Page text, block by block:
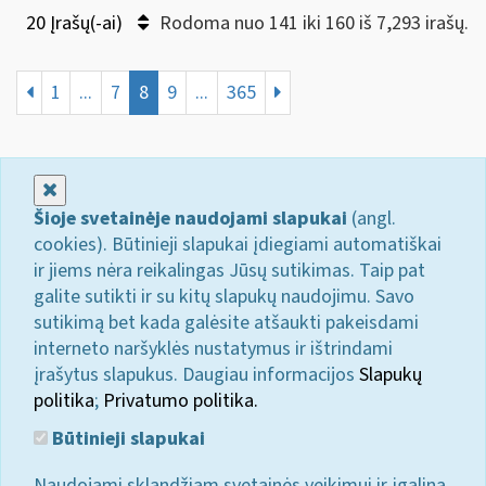
20 Įrašų(-ai) Rodoma nuo 141 iki 160 iš 7,293 irašų.
1 ... 7 8 9 ... 365
Šioje svetainėje naudojami slapukai (angl.
cookies). Būtinieji slapukai įdiegiami automatiškai
ir jiems nėra reikalingas Jūsų sutikimas. Taip pat
galite sutikti ir su kitų slapukų naudojimu. Savo
sutikimą bet kada galėsite atšaukti pakeisdami
interneto naršyklės nustatymus ir ištrindami
įrašytus slapukus. Daugiau informacijos Slapukų
politika; Privatumo politika.
Būtinieji slapukai